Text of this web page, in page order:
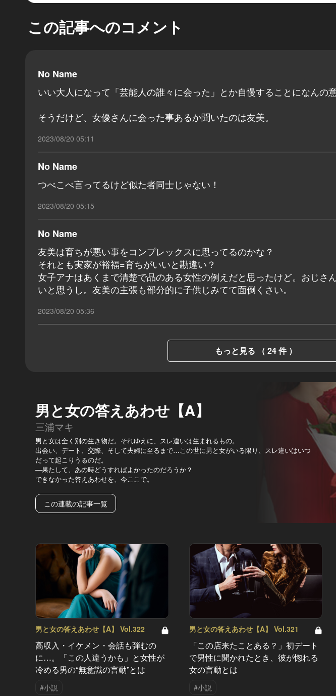
この記事へのコメント
No Name
いい大人になって「芸能人の誰々に会った」とか自慢することになんの
そうだけど、女優さんに会った事あるか聞いたのは友美。
2023/08/20 05:11
No Name
つべこべ言ってるけど似た者同士じゃない！
2023/08/20 05:15
No Name
友美は育ちが悪い事をコンプレックスに思ってるのかな？
それとも実家が裕福=育ちがいいと勘違い？
女子アナはあくまで清楚で品のある女性の例えだと思ったけど。おじさ
いと思うし。友美の主張も部分的に子供じみてて面倒くさい。
2023/08/20 05:36
もっと見る （ 24 件 ）
男と女の答えあわせ【A】
三浦マキ
男と女は全く別の生き物だ。それゆえに、スレ違いは生まれるもの。
出会い、デート、交際、そして夫婦に至るまで…この世に男と女がいる限り、スレ違いはいつ
だって起こりうるのだ。
—果たして、あの時どうすればよかったのだろうか？
できなかった答えあわせを、今ここで。
この連載の記事一覧
男と女の答えあわせ【A】 Vol.322
高収入・イケメン・会話も弾むの
に…。「この人違うかも」と女性が
冷める男の“無意識の言動”とは
#小説
男と女の答えあわせ【A】 Vol.321
「この店来たことある？」初デート
で男性に聞かれたとき、彼が惚れる
女の言動とは
#小説